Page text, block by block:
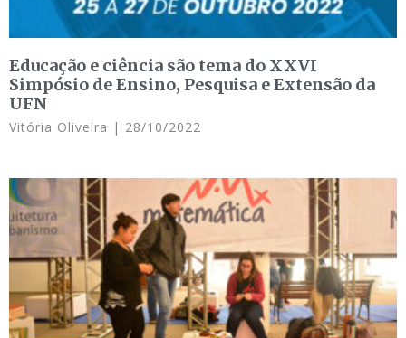
Educação e ciência são tema do XXVI
Simpósio de Ensino, Pesquisa e Extensão da
UFN
Vitória Oliveira 28/10/2022